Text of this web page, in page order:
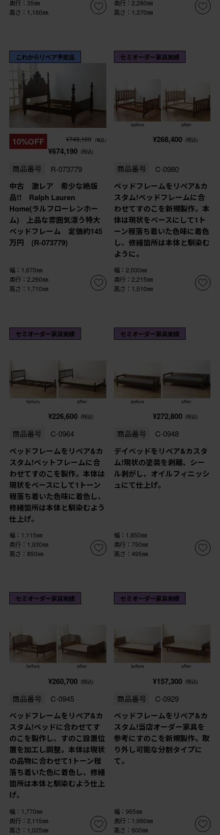
奥行：35㎜
高さ：1,160㎜
奥行：2,280㎜
高さ：1,370㎜
これからリペア予定品
10%OFF ¥749,100 (税込)
¥674,190 (税込)
商品番号 R-073779
中古 激レア 希少な絶版
品!! Ralph Lauren
Home(ラルフローレンホー
ム) 上品な雰囲気漂う特大
ベッドフレーム 定価約145
万円 (R-073779)
幅：1,670㎜
奥行：2,260㎜
高さ：1,710㎜
セミオーダー家具実績
¥268,400 (税込)
商品番号 C-0980
ベッドフレームをリペア&カ
スタム!ベッドフレームに合
わせてすのこを新規製作。本
体は現状をベースにして1ト
ーン程落ち着いた色味に着色
し、修繕箇所は本体と馴染む
ように。
幅：2,030㎜
奥行：2,215㎜
高さ：1,510㎜
セミオーダー家具実績
¥226,600 (税込)
商品番号 C-0964
ベッドフレームをリペア&カ
スタム!ベットフレームに合
わせてすのこを製作。本体は
現状をベースにして1トーン
程落ち着いた色味に着色し、
修繕箇所は本体と馴染むよう
仕上げ。
幅：1,115㎜
奥行：1,930㎜
高さ：850㎜
セミオーダー家具実績
¥272,800 (税込)
商品番号 C-0948
デイベッドをリペア&カスタ
ム!現状の塗装を剥離、シー
ル剥がし、オイルフィニッシ
ュにて仕上げ。
幅：1,850㎜
奥行：750㎜
高さ：495㎜
セミオーダー家具実績
¥260,700 (税込)
商品番号 C-0945
ベッドフレームをリペア&カ
スタム!ベッドに合わせてす
のこを製作し、すのこ設置位
置を加工し調整。本体は現状
の品物に合わせて1トーン程
落ち着いた色に着色し、修繕
箇所は本体と馴染むよう仕上
げ。
幅：1,770㎜
奥行：2,115㎜
高さ：1,025㎜
セミオーダー家具実績
¥157,300 (税込)
商品番号 C-0929
ベッドフレームをリペア&カ
スタム!当店オーダー家具を
参考にすのこを新規製作。取
り外し可能な分割タイプに
て。
幅：965㎜
奥行：1,960㎜
高さ：600㎜